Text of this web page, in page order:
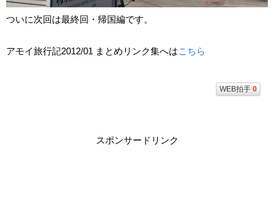
ついに次回は最終回・帰国編です。
アモイ旅行記2012/01 まとめリンク集へはこちら
WEB拍手 0
スポンサードリンク